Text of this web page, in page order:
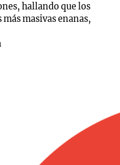
hallando que los
masivas enanas,